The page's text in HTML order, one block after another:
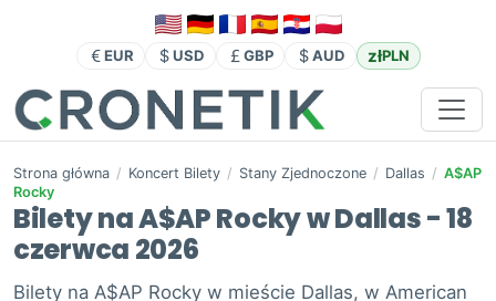
EUR USD GBP AUD złPLN
Strona główna / Koncert Bilety / Stany Zjednoczone / Dallas / A$AP
Rocky
Bilety na A$AP Rocky w Dallas - 18
czerwca 2026
Bilety na A$AP Rocky w mieście Dallas, w American